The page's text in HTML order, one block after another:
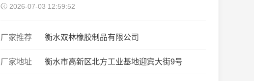
2026-07-03 12:59:52
厂家推荐 衡水双林橡胶制品有限公司
厂家地址 衡水市高新区北方工业基地迎宾大街9号